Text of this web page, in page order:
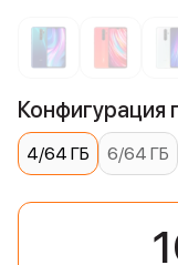
Конфигурация
4/64 ГБ 6/64 ГБ